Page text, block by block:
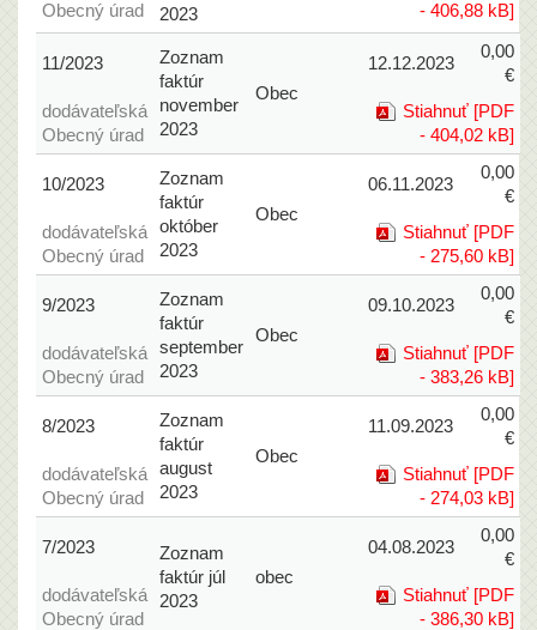
2023
Obecný úrad
- 406,88 kB]
11/2023
Zoznam
faktúr
november
2023
Obec
12.12.2023
0,00
€
dodávateľská
Obecný úrad
Stiahnuť [PDF
- 404,02 kB]
10/2023
Zoznam
faktúr
október
2023
Obec
06.11.2023
0,00
€
dodávateľská
Obecný úrad
Stiahnuť [PDF
- 275,60 kB]
9/2023
Zoznam
faktúr
september
2023
Obec
09.10.2023
0,00
€
dodávateľská
Obecný úrad
Stiahnuť [PDF
- 383,26 kB]
8/2023
Zoznam
faktúr
august
2023
Obec
11.09.2023
0,00
€
dodávateľská
Obecný úrad
Stiahnuť [PDF
- 274,03 kB]
7/2023
Zoznam
faktúr júl
2023
obec
04.08.2023
0,00
€
dodávateľská
Obecný úrad
Stiahnuť [PDF
- 386,30 kB]